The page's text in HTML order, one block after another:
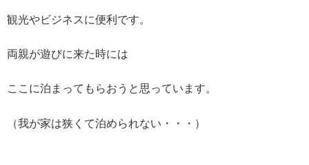
観光やビジネスに便利です。
両親が遊びに来た時には
ここに泊まってもらおうと思っています。
（我が家は狭くて泊められない・・・）